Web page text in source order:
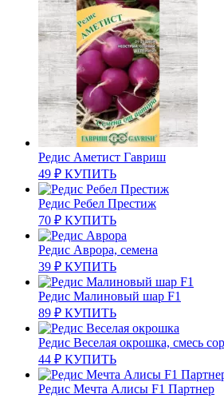
Редис Аметист Гавриш
49 ₽ КУПИТЬ
Редис Ребел Престиж
70 ₽ КУПИТЬ
Редис Аврора, семена
39 ₽ КУПИТЬ
Редис Малиновый шар F1
89 ₽ КУПИТЬ
Редис Веселая окрошка, смесь
44 ₽ КУПИТЬ
Редис Мечта Алисы F1 Партнер